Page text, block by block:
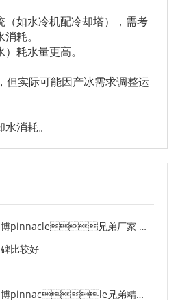
（如水冷机配冷却塔），需考
耗。
耗水量更高。
但实际可能因产冰需求调整运
消耗。
食品厂制冰机怎么选？平博pinnacle兄弟厂家 20 年经验总
比较好
食品厂制冰机怎么选？平博pinnacle兄弟精准破解用冰难